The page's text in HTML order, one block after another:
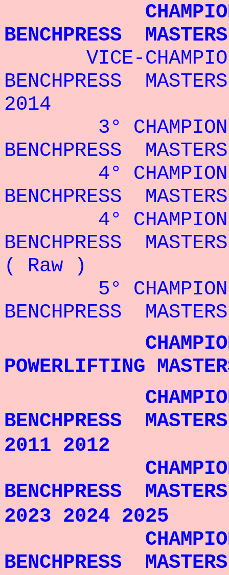
CHAMPIONNE
BENCHPRESS
VICE-
BENCHPRESS
2014
3°
BENCHPRESS
4°
BENCHPRESS
4°
BENCHPRESS
( Raw )
5°
BENCHPRESS
CHAMPIONNE
POWERLIFTING
CHAMPIONNE
BENCHPRESS
2011 2012
CHAMPIONNE
BENCHPRESS
2023 2024 2025
CHAMPIONNE
BENCHPRESS